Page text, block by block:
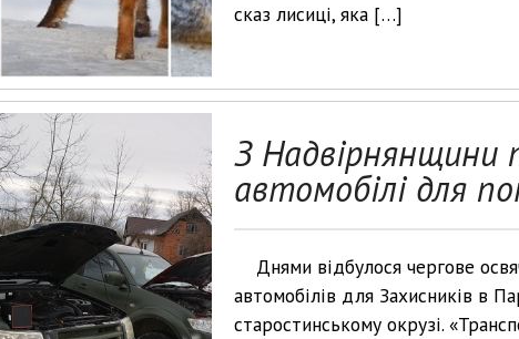
сказ лисиці, яка […]
З Надвірнянщини
автомобілі для
Днями відбулося чергове
автомобілів для Захисників в
старостинському окрузі.